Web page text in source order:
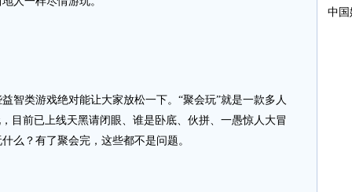
类游戏绝对能让大家放松一下。“聚会玩”就是一款多人
目前已上线天黑请闭眼、谁是卧底、伙拼、一愚惊人大冒
么？有了聚会完，这些都不是问题。